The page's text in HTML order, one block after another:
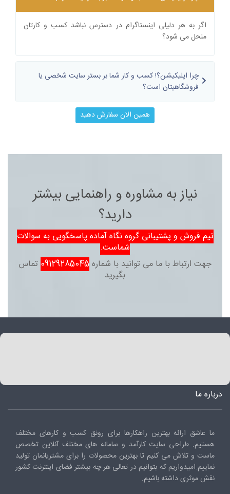
اگر به هر دلیلی اینستاگرام در دسترس نباشد کسب و کارتان
منحل می شود؟
چرا اپلیکیشن؟! کسب و کار شما بر بستر سایت شخصی یا
فروشگاهیتان است؟
همین الان سفارش دهید
نیاز به مشاوره و راهنمایی بیشتر
دارید؟
تیم فروش و پشتیبانی گروه نگاه آماده پاسخگویی به سوالات
شماست.
جهت ارتباط با ما می توانید با شماره09129285045 تماس
بگیرید
درباره ما
ما عاشق ارائه بهترین راهکارها برای رونق کسب و کارهای مختلف
هستیم. طراحی سایت کارآمد و سامانه های مختلف آنلاین تخصص
ماست و تلاش می کنیم تا بهترین محصولات را برای مشتریانمان تولید
نماییم.امیدواریم که بتوانیم در تعالی هر چه بیشتر فضای اینترنت کشور
نقش موثری داشته باشیم.